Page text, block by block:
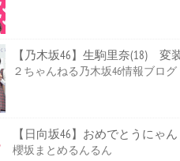
【乃木坂46】生駒里奈(18) 変
２ちゃんねる乃木坂46情報ブログ
【日向坂46】おめでとうにゃ
櫻坂まとめるんるん